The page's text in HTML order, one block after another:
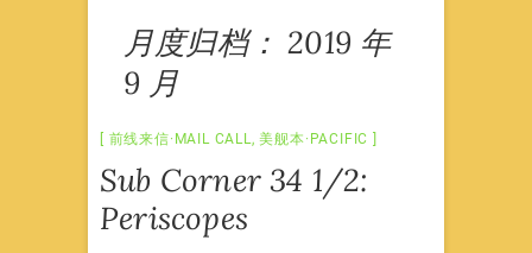
月度归档：2019 年
9 月
前线来信·MAIL CALL ,美舰本·PACIFIC
Sub Corner 34 1/2:
Periscopes